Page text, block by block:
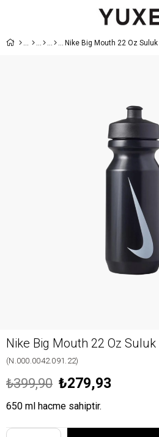
Nike Big Mouth 22 Oz Suluk
Nike Big Mouth 22 Oz Suluk
(N.000.0042.091.22)
₺399,90 ₺279,93
650 ml hacme sahiptir.